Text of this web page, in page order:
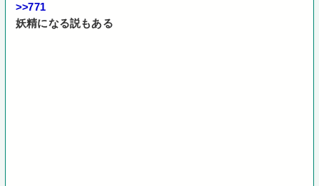
>>771
妖精になる説もある